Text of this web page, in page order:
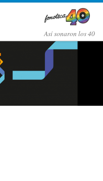
Así­ sonaron los 40